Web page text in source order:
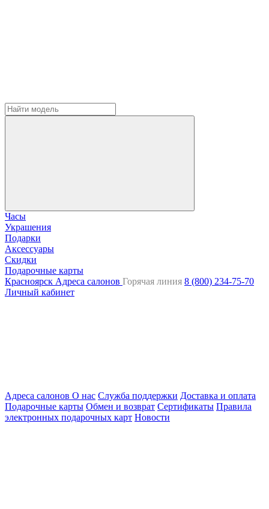
Часы
Украшения
Подарки
Аксессуары
Скидки
Подарочные карты
Красноярск Адреса салонов Горячая линия 8 (800) 234-75-70
Личный кабинет
Адреса салонов О нас Служба поддержки Доставка и оплата
Подарочные карты Обмен и возврат Сертификаты Правила
электронных подарочных карт Новости